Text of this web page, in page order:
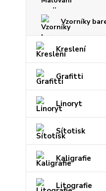
Vzorníky
Kreslení
Grafitti
Linoryt
Sítotisk
Kaligrafie
Litografie